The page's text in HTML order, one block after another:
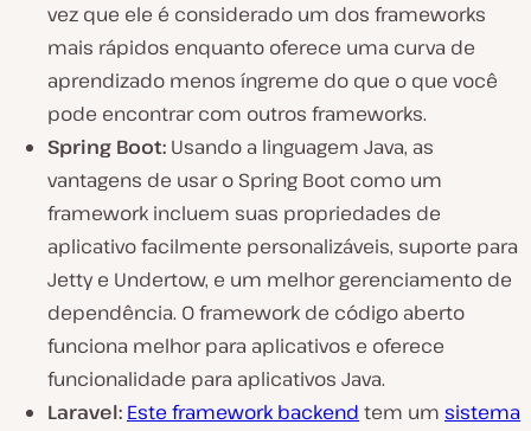
vez que ele é considerado um dos frameworks
mais rápidos enquanto oferece uma curva de
aprendizado menos íngreme do que o que você
pode encontrar com outros frameworks.
Spring Boot: Usando a linguagem Java, as
vantagens de usar o Spring Boot como um
framework incluem suas propriedades de
aplicativo facilmente personalizáveis, suporte para
Jetty e Undertow, e um melhor gerenciamento de
dependência. O framework de código aberto
funciona melhor para aplicativos e oferece
funcionalidade para aplicativos Java.
Laravel: Este framework backend tem um sistema